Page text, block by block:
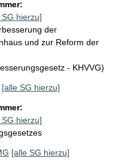
SG hierzu]
der
und zur Reform der
- KHVVG)
[alle SG hierzu]
SG hierzu]
[alle SG hierzu]